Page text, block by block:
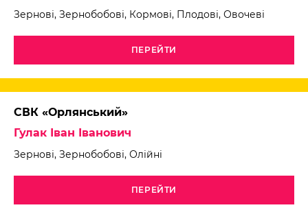
Зернові, Зернобобові, Кормові, Плодові, Овочеві
ПЕРЕЙТИ
СВК «Орлянський»
Гулак Іван Іванович
Зернові, Зернобобові, Олійні
ПЕРЕЙТИ